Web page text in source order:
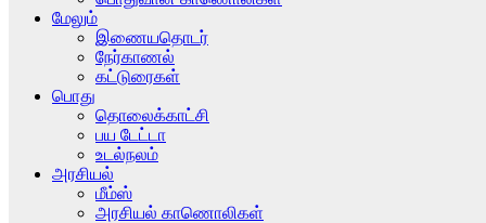
மேலும்
இணையதொடர்
நேர்காணல்
கட்டுரைகள்
பொது
தொலைக்காட்சி
பய டேட்டா
உடல்நலம்
அரசியல்
மீம்ஸ்
அரசியல் காணொலிகள்